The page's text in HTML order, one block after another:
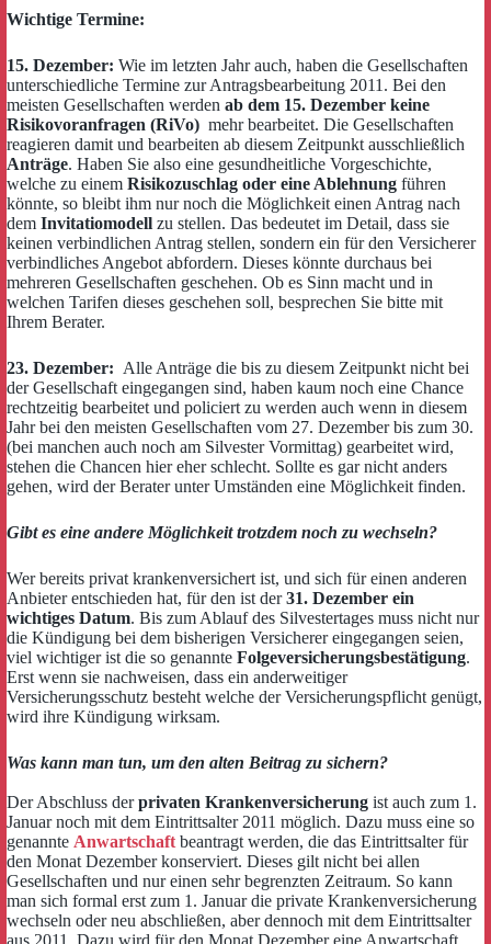
Wichtige Termine:
15. Dezember: Wie im letzten Jahr auch, haben die Gesellschaften
unterschiedliche Termine zur Antragsbearbeitung 2011. Bei den
meisten Gesellschaften werden ab dem 15. Dezember keine
Risikovoranfragen (RiVo) mehr bearbeitet. Die Gesellschaften
reagieren damit und bearbeiten ab diesem Zeitpunkt ausschließlich
Anträge. Haben Sie also eine gesundheitliche Vorgeschichte,
welche zu einem Risikozuschlag oder eine Ablehnung führen
könnte, so bleibt ihm nur noch die Möglichkeit einen Antrag nach
dem Invitatiomodell zu stellen. Das bedeutet im Detail, dass sie
keinen verbindlichen Antrag stellen, sondern ein für den Versicherer
verbindliches Angebot abfordern. Dieses könnte durchaus bei
mehreren Gesellschaften geschehen. Ob es Sinn macht und in
welchen Tarifen dieses geschehen soll, besprechen Sie bitte mit
Ihrem Berater.
23. Dezember: Alle Anträge die bis zu diesem Zeitpunkt nicht bei
der Gesellschaft eingegangen sind, haben kaum noch eine Chance
rechtzeitig bearbeitet und policiert zu werden auch wenn in diesem
Jahr bei den meisten Gesellschaften vom 27. Dezember bis zum 30.
(bei manchen auch noch am Silvester Vormittag) gearbeitet wird,
stehen die Chancen hier eher schlecht. Sollte es gar nicht anders
gehen, wird der Berater unter Umständen eine Möglichkeit finden.
Gibt es eine andere Möglichkeit trotzdem noch zu wechseln?
Wer bereits privat krankenversichert ist, und sich für einen anderen
Anbieter entschieden hat, für den ist der31. Dezember ein
wichtiges Datum. Bis zum Ablauf des Silvestertages muss nicht nur
die Kündigung bei dem bisherigen Versicherer eingegangen seien,
viel wichtiger ist die so genannte Folgeversicherungsbestätigung.
Erst wenn sie nachweisen, dass ein anderweitiger
Versicherungsschutz besteht welche der Versicherungspflicht genügt,
wird ihre Kündigung wirksam.
Was kann man tun, um den alten Beitrag zu sichern?
Der Abschluss derprivaten Krankenversicherung ist auch zum 1.
Januar noch mit dem Eintrittsalter 2011 möglich. Dazu muss eine so
genannte Anwartschaft beantragt werden, die das Eintrittsalter für
den Monat Dezember konserviert. Dieses gilt nicht bei allen
Gesellschaften und nur einen sehr begrenzten Zeitraum. So kann
man sich formal erst zum 1. Januar die private Krankenversicherung
wechseln oder neu abschließen, aber dennoch mit dem Eintrittsalter
aus 2011. Dazu wird für den Monat Dezember eine Anwartschaft